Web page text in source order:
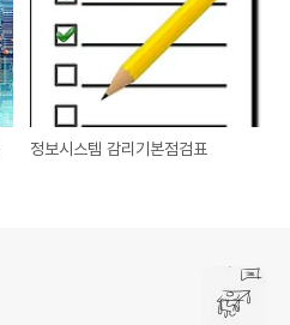
정보시스템 감리기본점검표